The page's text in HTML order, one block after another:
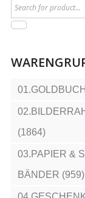
(1864)
03.PAPIER &
BÄNDER (959)